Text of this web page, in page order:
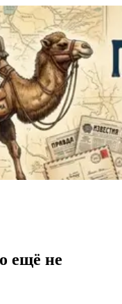
ещё не